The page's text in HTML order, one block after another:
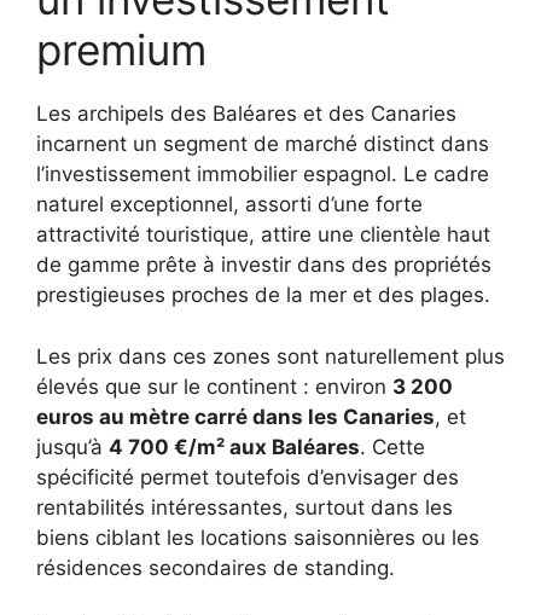
premium
Les archipels des Baléares et des Canaries
incarnent un segment de marché distinct dans
l’investissement immobilier espagnol. Le cadre
naturel exceptionnel, assorti d’une forte
attractivité touristique, attire une clientèle haut
de gamme prête à investir dans des propriétés
prestigieuses proches de la mer et des plages.
Les prix dans ces zones sont naturellement plus
élevés que sur le continent : environ 3 200
euros au mètre carré dans les Canaries, et
jusqu’à 4 700 €/m² aux Baléares. Cette
spécificité permet toutefois d’envisager des
rentabilités intéressantes, surtout dans les
biens ciblant les locations saisonnières ou les
résidences secondaires de standing.